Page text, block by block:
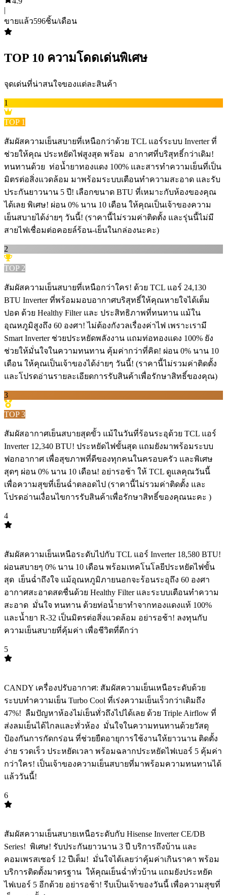
|
ขายแล้ว596ชิ้น/เดือน
TOP 10 ความโดดเด่นพิเศษ
จุดเด่นที่น่าสนใจของแต่ละสินค้า
1
TOP 1
สัมผัสความเย็นสบายที่เหนือกว่าด้วย TCL แอร์ระบบ Inverter ที่
ช่วยให้คุณ ประหยัดไฟสูงสุด พร้อม ️ อากาศที่บริสุทธิ์กว่าเดิม!
ทนทานด้วย ️ ท่อน้ำยาทองแดง 100% และสารทำความเย็นที่เป็น
มิตรต่อสิ่งแวดล้อม มาพร้อมระบบเตือนทำความสะอาด และรับ
ประกันยาวนาน 5 ปี! เลือกขนาด BTU ที่เหมาะกับห้องของคุณ
ได้เลย พิเศษ! ผ่อน 0% นาน 10 เดือน ให้คุณเป็นเจ้าของความ
เย็นสบายได้ง่ายๆ วันนี้! (ราคานี้ไม่รวมค่าติดตั้ง และรุ่นนี้ไม่มี
สายไฟเชื่อมต่อคอยล์ร้อน-เย็นในกล่องนะคะ)
2
TOP 2
สัมผัสความเย็นสบายที่เหนือกว่าใคร! ด้วย TCL แอร์ 24,130
BTU Inverter ที่พร้อมมอบอากาศบริสุทธิ์ให้คุณหายใจได้เต็ม
ปอด ด้วย Healthy Filter และ ️ประสิทธิภาพที่ทนทาน แม้ใน
อุณหภูมิสูงถึง 60 องศา! ไม่ต้องกังวลเรื่องค่าไฟ เพราะเรามี
Smart Inverter ช่วยประหยัดพลังงาน แถมท่อทองแดง 100% ยัง
ช่วยให้มั่นใจในความทนทาน คุ้มค่ากว่าที่คิด! ผ่อน 0% นาน 10
เดือน ให้คุณเป็นเจ้าของได้ง่ายๆ วันนี้! (ราคานี้ไม่รวมค่าติดตั้ง
และโปรดอ่านรายละเอียดการรับสินค้าเพื่อรักษาสิทธิ์ของคุณ)
3
TOP3
สัมผัสอากาศเย็นสบายสุดขั้ว แม้ในวันที่ร้อนระอุด้วย TCL แอร์
Inverter 12,340 BTU! ประหยัดไฟขั้นสุด แถมยังมาพร้อมระบบ
ฟอกอากาศ เพื่อสุขภาพที่ดีของทุกคนในครอบครัว และพิเศษ
สุดๆ ผ่อน 0% นาน 10 เดือน! อย่ารอช้า ให้ TCL ดูแลคุณวันนี้
เพื่อความสุขที่เย็นฉ่ำตลอดไป (ราคานี้ไม่รวมค่าติดตั้ง และ
โปรดอ่านเงื่อนไขการรับสินค้าเพื่อรักษาสิทธิ์ของคุณนะคะ ️)
4
สัมผัสความเย็นเหนือระดับไปกับ TCL แอร์ Inverter 18,580 BTU!
ผ่อนสบายๆ 0% นาน 10 เดือน พร้อมเทคโนโลยีประหยัดไฟขั้น
สุด ️ เย็นฉ่ำถึงใจ แม้อุณหภูมิภายนอกจะร้อนระอุถึง 60 องศา
อากาศสะอาดสดชื่นด้วย Healthy Filter และระบบเตือนทำความ
สะอาด ️ มั่นใจ ทนทาน ด้วยท่อน้ำยาทำจากทองแดงแท้ 100%
และน้ำยา R-32 เป็นมิตรต่อสิ่งแวดล้อม อย่ารอช้า! ลงทุนกับ
ความเย็นสบายที่คุ้มค่า เพื่อชีวิตที่ดีกว่า
5
CANDY เครื่องปรับอากาศ: สัมผัสความเย็นเหนือระดับด้วย
ระบบทำความเย็น Turbo Cool ที่เร่งความเย็นเร็วกว่าเดิมถึง
47%! ️ ลืมปัญหาห้องไม่เย็นทั่วถึงไปได้เลย ด้วย Triple Airflow ที่
ส่งลมเย็นได้ไกลและทั่วห้อง ️ มั่นใจในความทนทานด้วยวัสดุ
ป้องกันการกัดกร่อน ที่ช่วยยืดอายุการใช้งานให้ยาวนาน ติดตั้ง
ง่าย รวดเร็ว ประหยัดเวลา พร้อมฉลากประหยัดไฟเบอร์ 5 คุ้มค่า
กว่าใคร! เป็นเจ้าของความเย็นสบายที่มาพร้อมความทนทานได้
แล้ววันนี้!
6
สัมผัสความเย็นสบายเหนือระดับกับ Hisense Inverter CE/DB
Series! ️ พิเศษ! รับประกันยาวนาน 3 ปี บริการถึงบ้าน และ
คอมเพรสเซอร์ 12 ปีเต็ม! ️ มั่นใจได้เลยว่าคุ้มค่าเกินราคา พร้อม
บริการติดตั้งมาตรฐาน ️ ให้คุณเย็นฉ่ำทั่วบ้าน แถมยังประหยัด
ไฟเบอร์ 5 อีกด้วย อย่ารอช้า! รีบเป็นเจ้าของวันนี้ เพื่อความสุขที่